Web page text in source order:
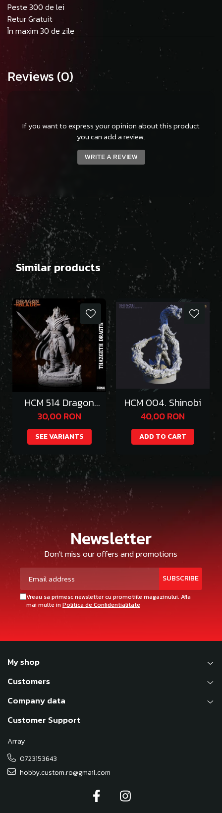
Peste 300 de lei
Retur Gratuit
În maxim 30 de zile
Reviews (0)
If you want to express your opinion about this product
you can add a review.
WRITE A REVIEW
Similar products
HCM 514 Dragon
Emperor Thazgeth
30,00 RON
SEE VARIANTS
HCM 004. Shinobi
40,00 RON
ADD TO CART
Newsletter
Don't miss our offers and promotions
Vreau sa primesc newsletter cu promotiile magazinului. Afla
mai multe in Politica de Confidentialitate
My shop
Customers
Company data
Customer Support
Array
0723153643
hobby.custom.ro@gmail.com